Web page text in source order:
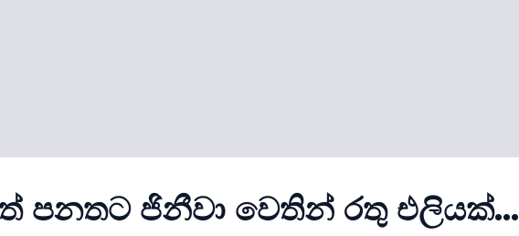
පනතට ජිනීවා වෙතින් රතු එලියක්...